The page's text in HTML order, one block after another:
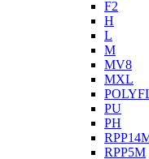
F2
H
L
M
MV8
MXL
PU
PH
RPP5M